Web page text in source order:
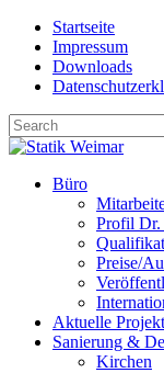
Skip
content
Startseite
Impressum
Downloads
Büro
Profil Dr.
Preise/
Aktuelle
Sanierung &
Kirchen